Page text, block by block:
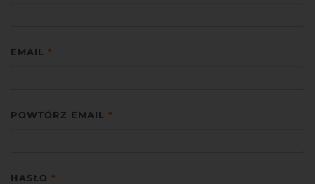
EMAIL *
POWTÓRZ EMAIL *
HASŁO *